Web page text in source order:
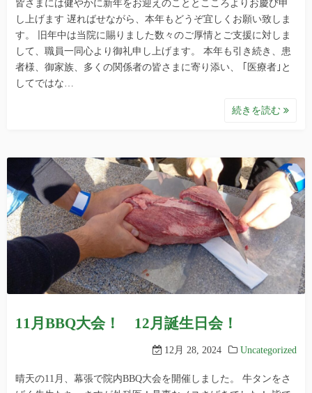
皆さまには健やかに新年をお迎えのこととこころよりお慶び申
し上げます 遅ればせながら、本年もどうぞ宜しくお願い致しま
す。 旧年中は当院に賜りました数々のご厚情とご支援に対しま
して、職員一同心より御礼申し上げます。 本年も引き続き、患
者様、御家族、多くの関係者の皆さまに寄り添い、 ｢医療者｣と
してではな…
続きを読む
11月BBQ大会！ 12月誕生日会！
12月 28, 2024 Uncategorized
晴天の11月、幕張で院内BBQ大会を開催しました。 牛タンをさ